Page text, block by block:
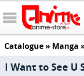
Catalogue» Manga
I Want to See U